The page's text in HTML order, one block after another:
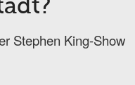
Stephen King-Show